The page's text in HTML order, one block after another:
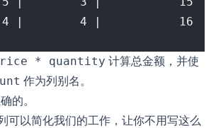
* quantity 计算总金额，并使
作为列别名。
的。
可以简化我们的工作，让你不用写这么